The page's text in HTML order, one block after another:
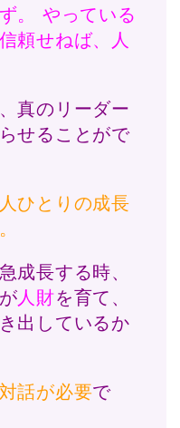
。 やっている
頼せねば、人
真のリーダー
せることがで
ひとりの成長
成長する時、
人財を育て、
出しているか
対話が必要で